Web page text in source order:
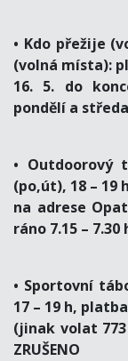
• Kdo přežije
(volná místa):
16. 5. do
pondělí a
• Outdoorový
(po,út), 18 – 19
na adrese
ráno 7.15 – 7.30
• Sportovní
17 – 19 h,
(jinak volat 773
ZRUŠENO